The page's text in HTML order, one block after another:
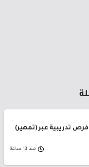
تدريبية عبر (تمهير)
منذ 13 ساعة